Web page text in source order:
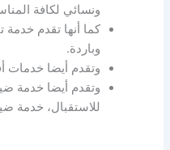
ونسائي لكافة
كما أنها تقدم
وباردة.
وتقدم أيضا خدمات
وتقدم أيضا خدمة
للاستقبال، خدمة